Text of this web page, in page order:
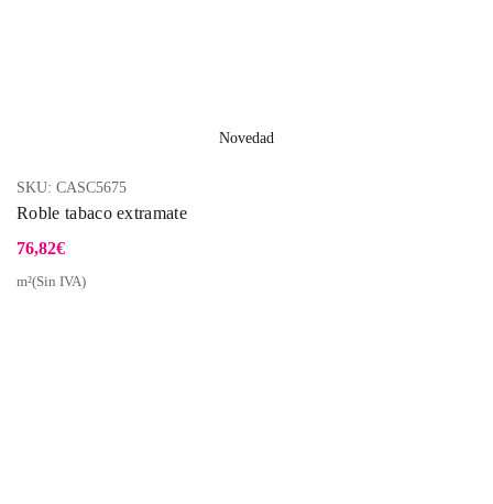
Novedad
SKU: CASC5675
Roble tabaco extramate
76,82€
m²(Sin IVA)